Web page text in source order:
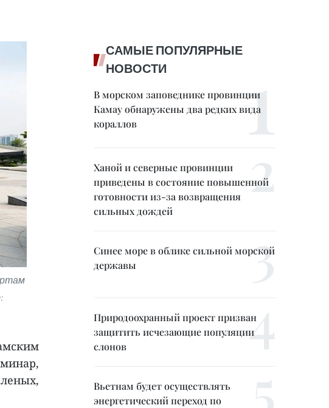
САМЫЕ ПОПУЛЯРНЫЕ
НОВОСТИ
В морском заповеднике провинции
Камау обнаружены два редких вида
кораллов
Ханой и северные провинции
приведены в состояние повышенной
готовности из-за возвращения
сильных дождей
Синее море в облике сильной морской
державы
Природоохранный проект призван
защитить исчезающие популяции
слонов
Вьетнам будет осуществлять
энергетический переход по